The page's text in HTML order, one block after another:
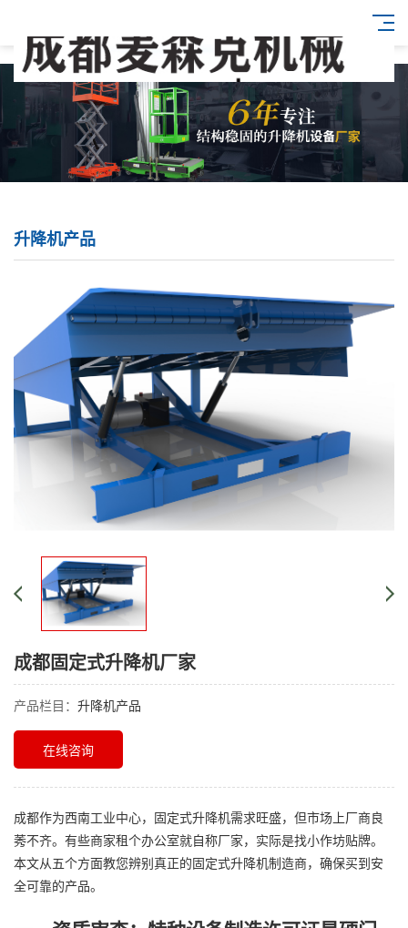
升降机产品
成都固定式升降机厂家
产品栏目： 升降机产品
在线咨询
成都作为西南工业中心，固定式升降机需求旺盛，但市场上厂商良
莠不齐。有些商家租个办公室就自称厂家，实际是找小作坊贴牌。
本文从五个方面教您辨别真正的固定式升降机制造商，确保买到安
全可靠的产品。